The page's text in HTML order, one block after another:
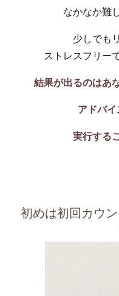
なかなか難
少しでも
ストレスフリー
結果が出るのはあ
アドバ
実行する
初めは初回カウ